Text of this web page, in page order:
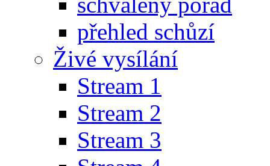
přehled schůzí
Živé vysílání
Stream 1
Stream 2
Stream 3